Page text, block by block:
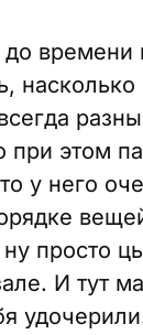
времени
при этом
у него
просто
И тут